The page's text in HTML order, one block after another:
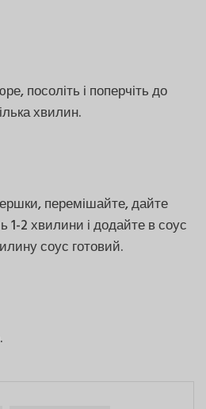
посоліть і поперчіть до
хвилин.
перемішайте, дайте
1-2 хвилини і додайте в соус
соус готовий.